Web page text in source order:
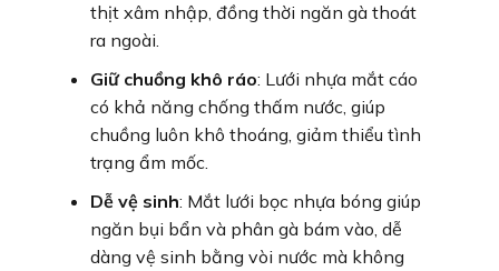
thịt xâm nhập, đồng thời ngăn gà thoát
ra ngoài.
Giữ chuồng khô ráo: Lưới nhựa mắt cáo
có khả năng chống thấm nước, giúp
chuồng luôn khô thoáng, giảm thiểu tình
trạng ẩm mốc.
Dễ vệ sinh: Mắt lưới bọc nhựa bóng giúp
ngăn bụi bẩn và phân gà bám vào, dễ
dàng vệ sinh bằng vòi nước mà không